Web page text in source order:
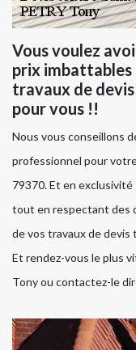
Vous voulez
prix imbattables
travaux de
pour vous !!
Nous vous conseillons
professionnel pour
79370. Et en
tout en respectant des
de vos travaux de devis
Et rendez-vous le plus
Tony ou contactez-le